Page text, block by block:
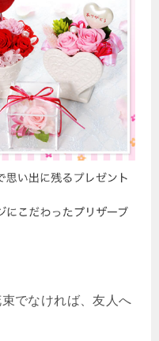
でなければ、友人へ